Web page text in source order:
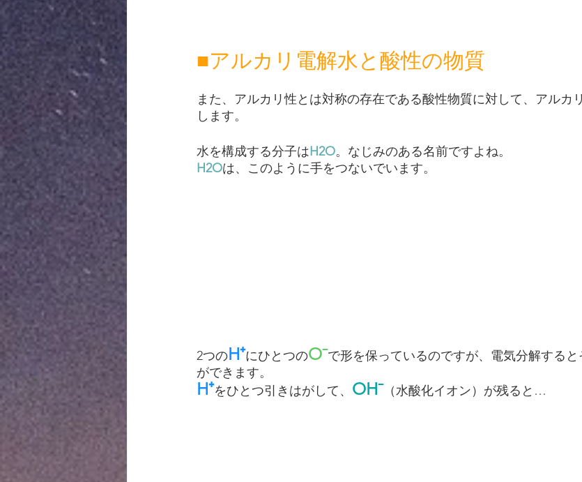
■アルカリ電解水と酸性の物質
また、アルカリ性とは対称の存在である酸性物質に対して、アルカ
します。
水を構成する分子はH2O。なじみのある名前ですよね。
H2Oは、このように手をつないでいます。
2つのH⁺にひとつのO⁻で形を保っているのですが、電気分解する
ができます。
H⁺をひとつ引きはがして、 OH⁻ （水酸化イオン）が残ると…